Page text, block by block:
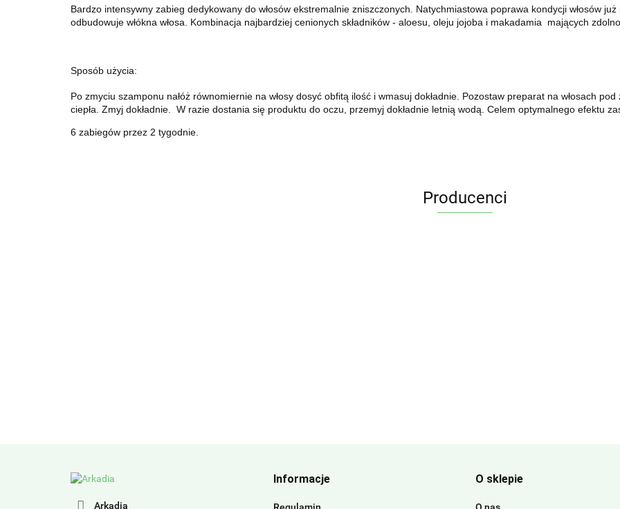
Bardzo intensywny zabieg dedykowany do włosów ekstremalnie zniszczonych. Natychmiastowa poprawa kondycji włosów
odbudowuje włókna włosa. Kombinacja najbardziej cenionych składników - aloesu, oleju jojoba i makadamia mających
Sposób użycia:
Po zmyciu szamponu nałóż równomiernie na włosy dosyć obfitą ilość i wmasuj dokładnie. Pozostaw preparat na włosach
ciepła. Zmyj dokładnie. W razie dostania się produktu do oczu, przemyj dokładnie letnią wodą. Celem optymalnego efektu
6 zabiegów przez 2 tygodnie.
Producenci
Arkadia
Informacje O sklepie